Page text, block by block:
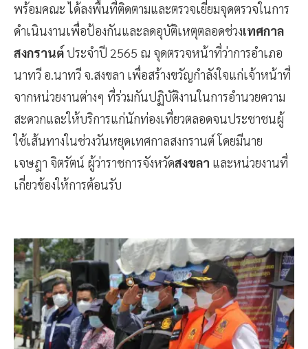
พร้อมคณะ ได้ลงพื้นที่ติดตามและตรวจเยี่ยมจุดตรวจในการ
ดำเนินงานเพื่อป้องกันและลดอุบัติเหตุตลอดช่วงเทศกาล
สงกรานต์ประจำปี 2565 ณ จุดตรวจหน้าที่ว่าการอำเภอ
นาทวี อ.นาทวี จ.สงขลา เพื่อสร้างขวัญกำลังใจแก่เจ้าหน้าที่
จากหน่วยงานต่างๆ ที่ร่วมกันปฏิบัติงานในการอำนวยความ
สะดวกและให้บริการแก่นักท่องเที่ยวตลอดจนประชาชนผู้
ใช้เส้นทางในช่วงวันหยุดเทศกาลสงกรานต์ โดยมีนาย
เจษฎา จิตรัตน์ ผู้ว่าราชการจังหวัดสงขลา และหน่วยงานที่
เกี่ยวข้องให้การต้อนรับ